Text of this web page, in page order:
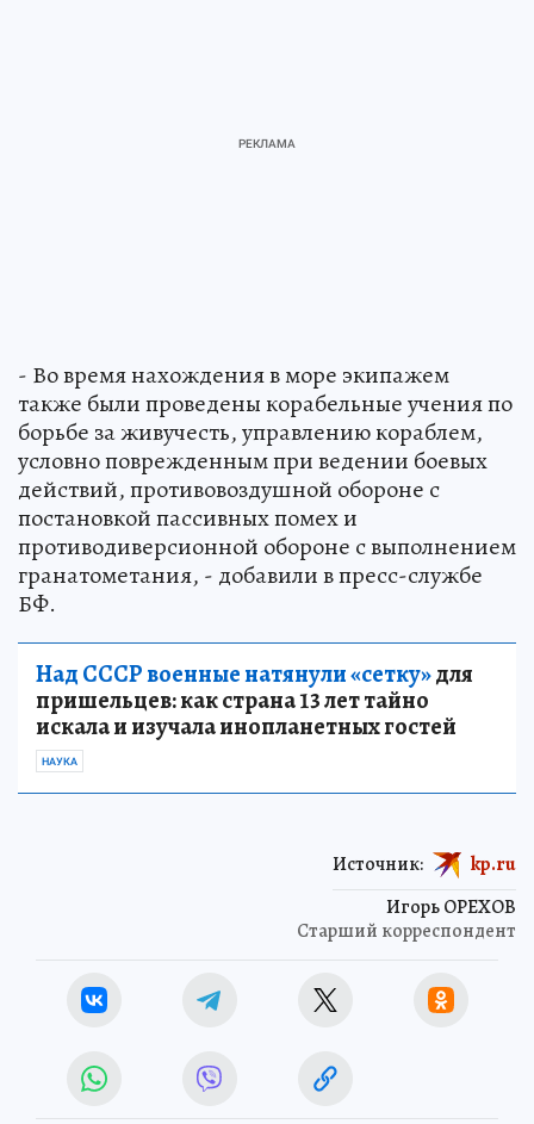
- Во время нахождения в море экипажем
также были проведены корабельные учения по
борьбе за живучесть, управлению кораблем,
условно поврежденным при ведении боевых
действий, противовоздушной обороне с
постановкой пассивных помех и
противодиверсионной обороне с выполнением
гранатометания, - добавили в пресс-службе
БФ.
Над СССР военные натянули «сетку»для
пришельцев: как страна 13 лет тайно
искала и изучала инопланетных гостей
НАУКА
Игорь ОРЕХОВ
Старший корреспондент
Источник: kp.ru